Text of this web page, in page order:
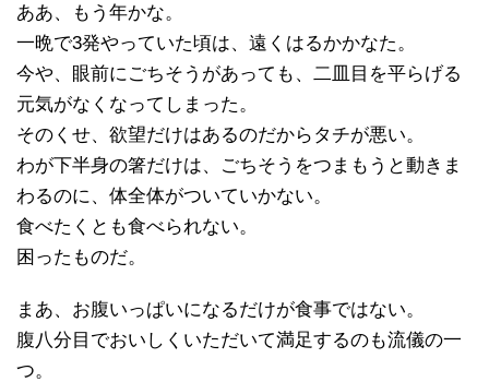
ああ、もう年かな。
一晩で3発やっていた頃は、遠くはるかかなた。
今や、眼前にごちそうがあっても、二皿目を平らげる
元気がなくなってしまった。
そのくせ、欲望だけはあるのだからタチが悪い。
わが下半身の箸だけは、ごちそうをつまもうと動きま
わるのに、体全体がついていかない。
食べたくとも食べられない。
困ったものだ。
まあ、お腹いっぱいになるだけが食事ではない。
腹八分目でおいしくいただいて満足するのも流儀の一
つ。